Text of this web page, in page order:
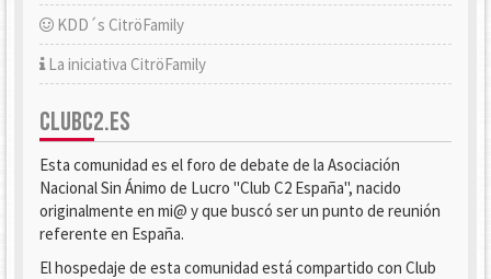
KDD´s CitröFamily
La iniciativa CitröFamily
CLUBC2.ES
Esta comunidad es el foro de debate de la Asociación
Nacional Sin Ánimo de Lucro "Club C2 España", nacido
originalmente en mi@ y que buscó ser un punto de reunión
referente en España.
El hospedaje de esta comunidad está compartido con Club